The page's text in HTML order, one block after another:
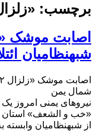
برچسب:
شبه‎نظامیان ائتلاف سعودی در شمال یمن
شمال یمن
«خب و الشعف» استان
از شبه‎نظامیان وابسته به ائتلاف سعودی کشته یا زخمی شدند.